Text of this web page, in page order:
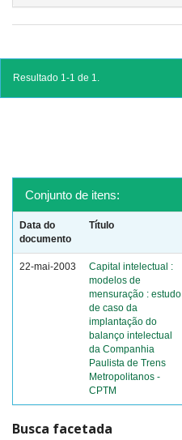
Resultado 1-1 de 1.
Conjunto de itens:
Data do
documento
Título
22-mai-2003
Capital intelectual :
modelos de
mensuração : estudo
de caso da
implantação do
balanço intelectual
da Companhia
Paulista de Trens
Metropolitanos -
CPTM
Busca facetada